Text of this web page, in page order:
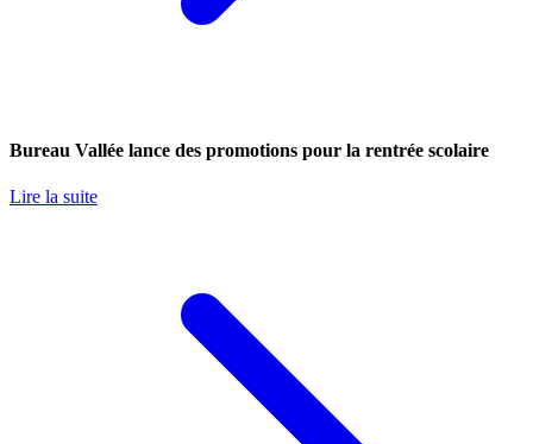
Bureau Vallée lance des promotions pour la rentrée scolaire
Lire la suite